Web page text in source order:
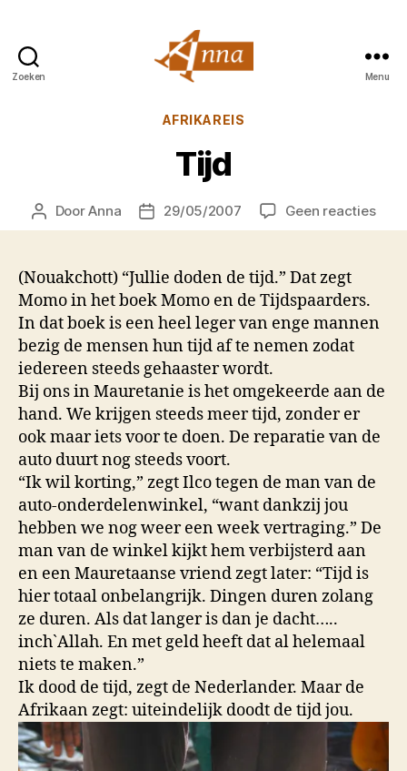
Zoeken
van
Menu
Categorieën
AFRIKAREIS
Tijd
Berichtauteur
DoorAnna Berichtdatum
29/05/2007 Geen reactiesop
Tijd
(Nouakchott) “Jullie doden de tijd.” Dat zegt
Momo in het boek Momo en de Tijdspaarders.
In dat boek is een heel leger van enge mannen
bezig de mensen hun tijd af te nemen zodat
iedereen steeds gehaaster wordt.
Bij ons in Mauretanie is het omgekeerde aan de
hand. We krijgen steeds meer tijd, zonder er
ook maar iets voor te doen. De reparatie van de
auto duurt nog steeds voort.
“Ik wil korting,” zegt Ilco tegen de man van de
auto-onderdelenwinkel, “want dankzij jou
hebben we nog weer een week vertraging.” De
man van de winkel kijkt hem verbijsterd aan
en een Mauretaanse vriend zegt later: “Tijd is
hier totaal onbelangrijk. Dingen duren zolang
ze duren. Als dat langer is dan je dacht…..
inch`Allah. En met geld heeft dat al helemaal
niets te maken.”
Ik dood de tijd, zegt de Nederlander. Maar de
Afrikaan zegt: uiteindelijk doodt de tijd jou.